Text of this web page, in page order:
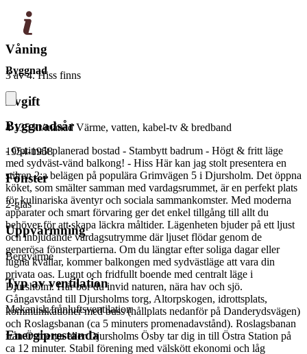
Våning
3 av 4. Hiss finns
Avgift
4 135 kr/månad Värme, vatten, kabel-tv & bredband
- Optimalt planerad bostad - Stambytt badrum - Högt & fritt läge
med sydväst-vänd balkong! - Hiss Här kan jag stolt presentera en
stilren 2:a belägen på populära Grimvägen 5 i Djursholm. Det öppna
köket, som smälter samman med vardagsrummet, är en perfekt plats
för kulinariska äventyr och sociala sammankomster. Med moderna
apparater och smart förvaring ger det enkel tillgång till allt du
behöver för att skapa läckra måltider. Lägenheten bjuder på ett ljust
och inbjudande vardagsutrymme där ljuset flödar genom de
generösa fönsterpartierna. Om du längtar efter soliga dagar eller
lugna kvällar, kommer balkongen med sydvästläge att vara din
privata oas. Lugnt och fridfullt boende med centralt läge i
Djursholm. Här bor du invid naturen, nära hav och sjö.
Gångavstånd till Djursholms torg, Altorpskogen, idrottsplats,
kommunikationer med buss (hållplats nedanför på Danderydsvägen)
och Roslagsbanan (ca 5 minuters promenadavstånd). Roslagsbanan
från Östberga eller Djursholms Ösby tar dig in till Östra Station på
ca 12 minuter. Stabil förening med välskött ekonomi och låg
Byggnad
Byggnadsår
1954-1958
Fönster
2-glas
Uppvärmning
Bergvärme
Typ av ventilation
Mekanisk frånluftsventilation
Energiprestanda